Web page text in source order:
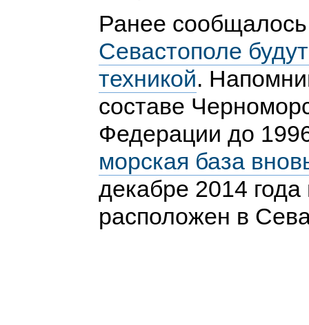
Ранее
Севастополе
техникой.
составе
Федерации до
морская база
декабре 2014
расположен в